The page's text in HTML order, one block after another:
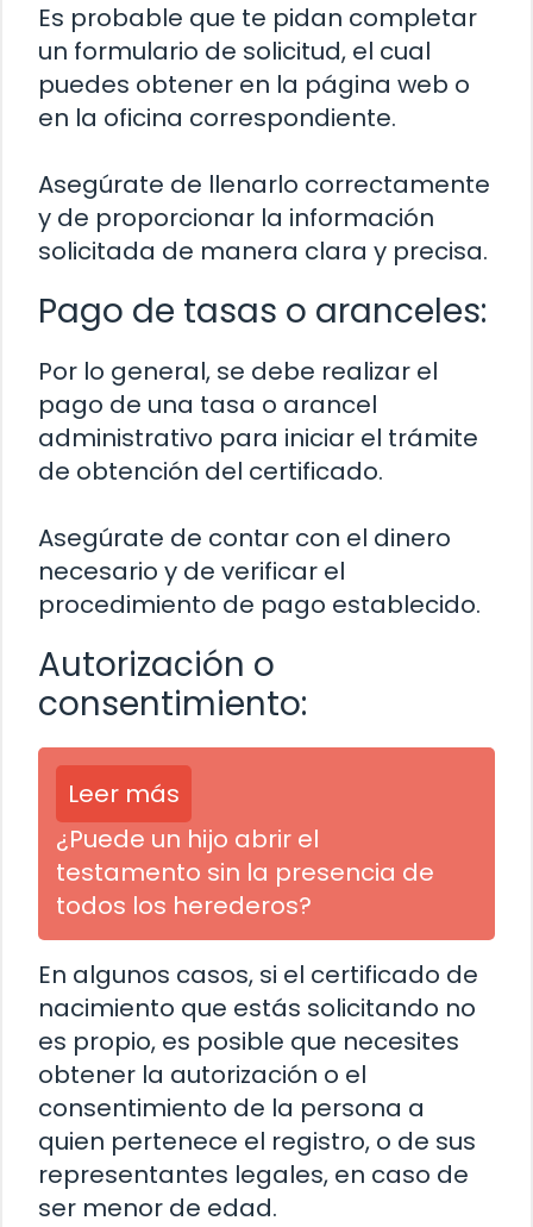
Es probable que te pidan completar
un formulario de solicitud, el cual
puedes obtener en la página web o
en la oficina correspondiente.
Asegúrate de llenarlo correctamente
y de proporcionar la información
solicitada de manera clara y precisa.
Pago de tasas o aranceles:
Por lo general, se debe realizar el
pago de una tasa o arancel
administrativo para iniciar el trámite
de obtención del certificado.
Asegúrate de contar con el dinero
necesario y de verificar el
procedimiento de pago establecido.
Autorización o
consentimiento:
Leer más
¿Puede un hijo abrir el
testamento sin la presencia de
todos los herederos?
En algunos casos, si el certificado de
nacimiento que estás solicitando no
es propio, es posible que necesites
obtener la autorización o el
consentimiento de la persona a
quien pertenece el registro, o de sus
representantes legales, en caso de
ser menor de edad.